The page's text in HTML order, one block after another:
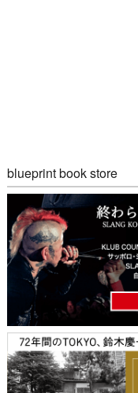
blueprint book store